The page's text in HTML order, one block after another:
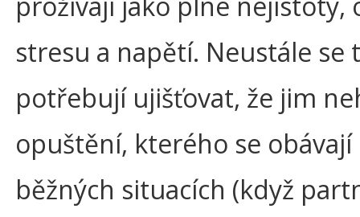
stresu a napětí. Neustále se
potřebují ujišťovat, že jim
opuštění, kterého se obávají
běžných situacích (když